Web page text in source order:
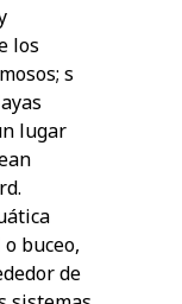
los
s
lugar
buceo,
de